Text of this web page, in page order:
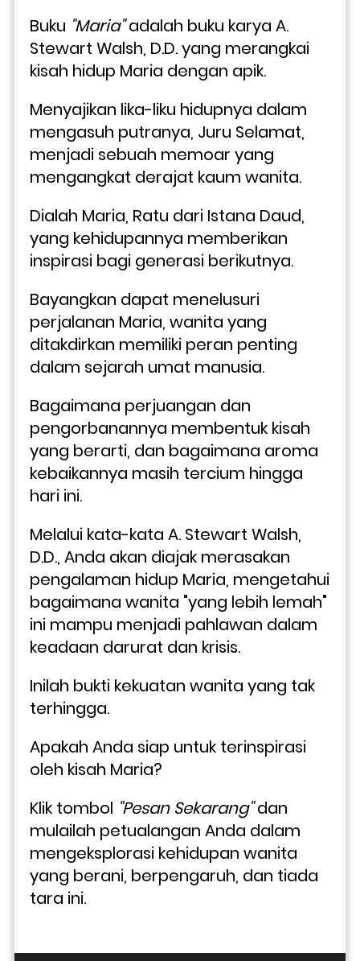
Buku "Maria" adalah buku karya A.
Stewart Walsh, D.D. yang merangkai
kisah hidup Maria dengan apik.
Menyajikan lika-liku hidupnya dalam
mengasuh putranya, Juru Selamat,
menjadi sebuah memoar yang
mengangkat derajat kaum wanita.
Dialah Maria, Ratu dari Istana Daud,
yang kehidupannya memberikan
inspirasi bagi generasi berikutnya.
Bayangkan dapat menelusuri
perjalanan Maria, wanita yang
ditakdirkan memiliki peran penting
dalam sejarah umat manusia.
Bagaimana perjuangan dan
pengorbanannya membentuk kisah
yang berarti, dan bagaimana aroma
kebaikannya masih tercium hingga
hari ini.
Melalui kata-kata A. Stewart Walsh,
D.D., Anda akan diajak merasakan
pengalaman hidup Maria, mengetahui
bagaimana wanita "yang lebih lemah"
ini mampu menjadi pahlawan dalam
keadaan darurat dan krisis.
Inilah bukti kekuatan wanita yang tak
terhingga.
Apakah Anda siap untuk terinspirasi
oleh kisah Maria?
Klik tombol "Pesan Sekarang" dan
mulailah petualangan Anda dalam
mengeksplorasi kehidupan wanita
yang berani, berpengaruh, dan tiada
tara ini.